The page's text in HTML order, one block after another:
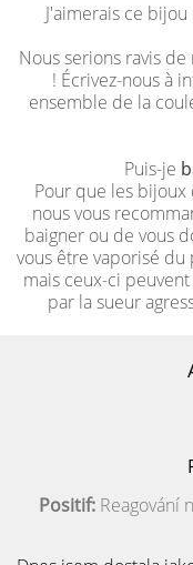
J'aimerais ce
Nous serions ravis
! Écrivez-nous à
ensemble de la
Puis-je
Pour que les
nous vous
baigner ou de vous
vous être vaporisé du
mais ceux-ci
par la sueur
Positif: Reagování